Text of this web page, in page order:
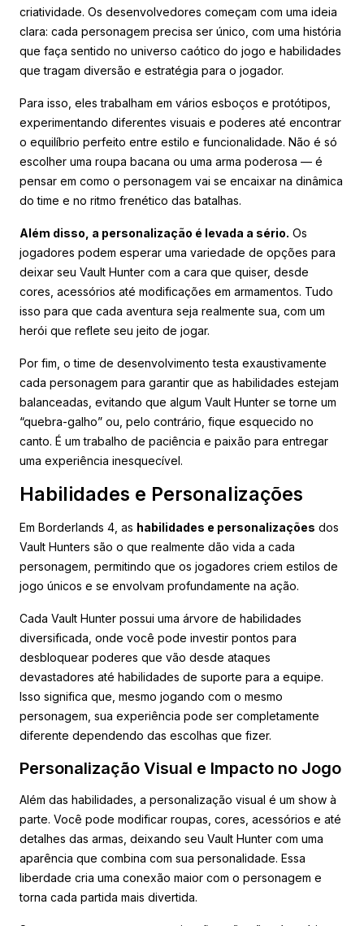
criatividade. Os desenvolvedores começam com uma ideia
clara: cada personagem precisa ser único, com uma história
que faça sentido no universo caótico do jogo e habilidades
que tragam diversão e estratégia para o jogador.
Para isso, eles trabalham em vários esboços e protótipos,
experimentando diferentes visuais e poderes até encontrar
o equilíbrio perfeito entre estilo e funcionalidade. Não é só
escolher uma roupa bacana ou uma arma poderosa — é
pensar em como o personagem vai se encaixar na dinâmica
do time e no ritmo frenético das batalhas.
Além disso, a personalização é levada a sério. Os
jogadores podem esperar uma variedade de opções para
deixar seu Vault Hunter com a cara que quiser, desde
cores, acessórios até modificações em armamentos. Tudo
isso para que cada aventura seja realmente sua, com um
herói que reflete seu jeito de jogar.
Por fim, o time de desenvolvimento testa exaustivamente
cada personagem para garantir que as habilidades estejam
balanceadas, evitando que algum Vault Hunter se torne um
“quebra-galho” ou, pelo contrário, fique esquecido no
canto. É um trabalho de paciência e paixão para entregar
uma experiência inesquecível.
Habilidades e Personalizações
Em Borderlands 4, as habilidades e personalizações dos
Vault Hunters são o que realmente dão vida a cada
personagem, permitindo que os jogadores criem estilos de
jogo únicos e se envolvam profundamente na ação.
Cada Vault Hunter possui uma árvore de habilidades
diversificada, onde você pode investir pontos para
desbloquear poderes que vão desde ataques
devastadores até habilidades de suporte para a equipe.
Isso significa que, mesmo jogando com o mesmo
personagem, sua experiência pode ser completamente
diferente dependendo das escolhas que fizer.
Personalização Visual e Impacto no Jogo
Além das habilidades, a personalização visual é um show à
parte. Você pode modificar roupas, cores, acessórios e até
detalhes das armas, deixando seu Vault Hunter com uma
aparência que combina com sua personalidade. Essa
liberdade cria uma conexão maior com o personagem e
torna cada partida mais divertida.